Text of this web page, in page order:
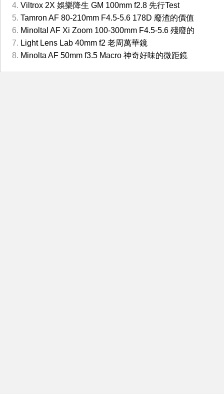
Viltrox 2X 娛樂降生 GM 100mm f2.8 先行Test
Tamron AF 80-210mm F4.5-5.6 178D 廢渣的價值
MinoltaI AF Xi Zoom 100-300mm F4.5-5.6 殘廢的
Light Lens Lab 40mm f2 老周萬華鏡
Minolta AF 50mm f3.5 Macro 神奇好味的微距鏡